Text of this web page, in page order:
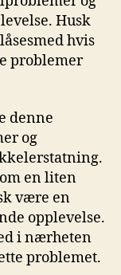
Husk
hvis⁤
problemer
denne
og
⁣en liten⁣
være ‌en
opplevelse.
i nærheten
⁣problemet.